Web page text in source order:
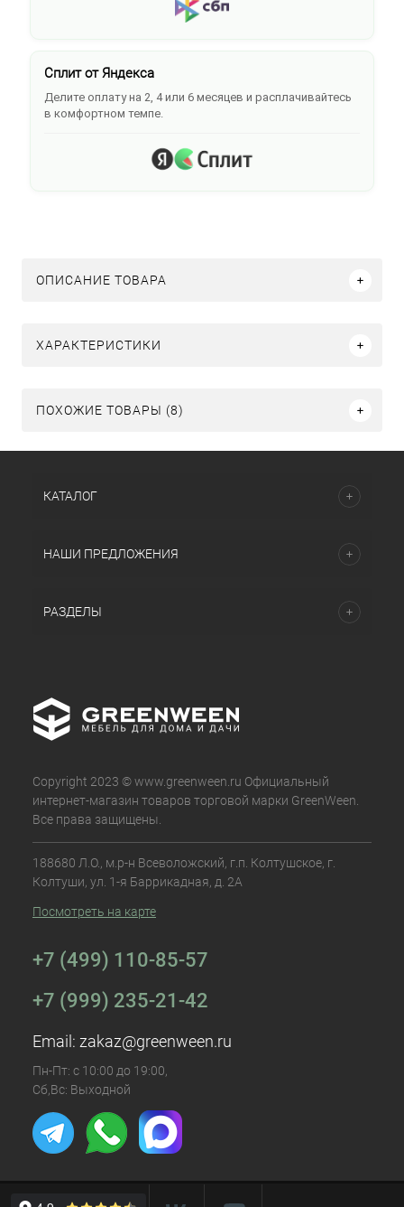
Сплит от Яндекса
Делите оплату на 2, 4 или 6 месяцев и расплачивайтесь
в комфортном темпе.
ОПИСАНИЕ ТОВАРА
ХАРАКТЕРИСТИКИ
ПОХОЖИЕ ТОВАРЫ (8)
КАТАЛОГ
НАШИ ПРЕДЛОЖЕНИЯ
РАЗДЕЛЫ
Copyright 2023 © www.greenween.ru Официальный
интернет-магазин товаров торговой марки GreenWeen.
Все права защищены.
188680 Л.О., м.р-н Всеволожский, г.п. Колтушское, г.
Колтуши, ул. 1-я Баррикадная, д. 2А
Посмотреть на карте
+7 (499) 110-85-57
+7 (999) 235-21-42
Email: zakaz@greenween.ru
Пн-Пт: с 10:00 до 19:00,
Сб,Вс: Выходной